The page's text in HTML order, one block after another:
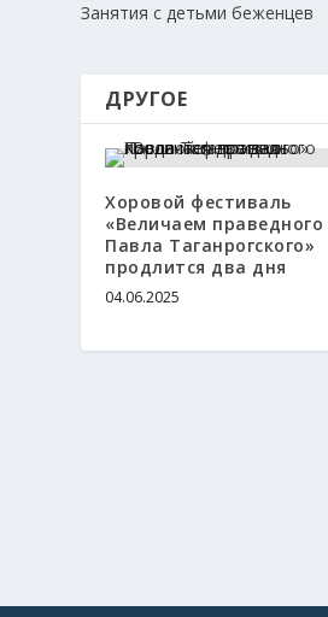
Занятия с детьми беженцев
ДРУГОЕ
Хоровой фестиваль
«Величаем праведного
Павла Таганрогского»
продлится два дня
04.06.2025